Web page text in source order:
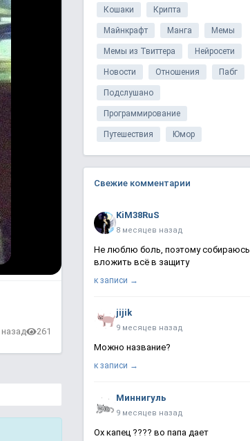
назад 261
Кошаки Крипта
Майнкрафт Манга Мемы
Мемы из Твиттера Нейросети
Новости Отношения Пабг
Подслушано
Программирование
Путешествия Юмор
Свежие комментарии
KiM38RuS
8 месяцев назад
Не люблю боль, поэтому собираюсь
вложить всё в защиту
к записи →
jijik
9 месяцев назад
Можно название?
к записи →
Миннигуль
9 месяцев назад
Ох капец ???? во папа дает